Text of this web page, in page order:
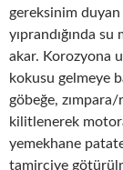
gereksinim duyan
yıprandığında
akar. Korozyona
kokusu gelmeye
göbeğe, zımpara/
kilitlenerek
yemekhane
tamirciye